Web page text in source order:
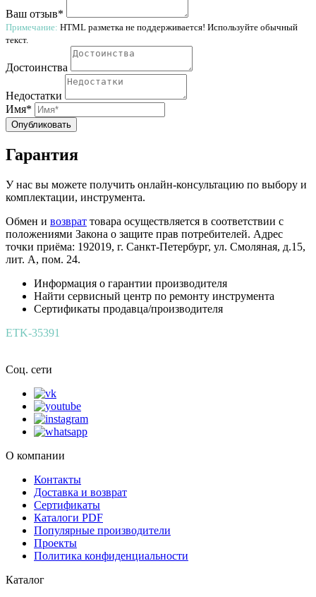
Ваш отзыв*
Примечание: HTML разметка не поддерживается! Используйте обычный
текст.
Достоинства
Недостатки
Имя*
Опубликовать
Гарантия
У нас вы можете получить онлайн-консультацию по выбору и
комплектации, инструмента.
Обмен и возврат товара осуществляется в соответствии с
положениями Закона о защите прав потребителей. Адрес
точки приёма: 192019, г. Санкт-Петербург, ул. Смоляная, д.15,
лит. А, пом. 24.
Информация о гарантии производителя
Найти сервисный центр по ремонту инструмента
Сертификаты продавца/производителя
ETK-35391
Соц. сети
О компании
Контакты
Доставка и возврат
Сертификаты
Каталоги PDF
Популярные производители
Проекты
Политика конфиденциальности
Каталог